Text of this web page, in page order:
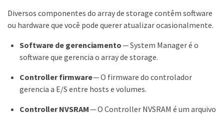
Diversos componentes do array de storage contêm software
ou hardware que você pode querer atualizar ocasionalmente.
Software de gerenciamento— System Manager é o
software que gerencia o array de storage.
Controller firmware— O firmware do controlador
gerencia a E/S entre hosts e volumes.
Controller NVSRAM— O Controller NVSRAM é um arquivo